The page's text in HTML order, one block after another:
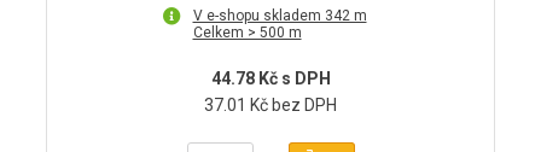
V e-shopu skladem 342 m
Celkem > 500 m
44.78 Kč s DPH
37.01 Kč bez DPH